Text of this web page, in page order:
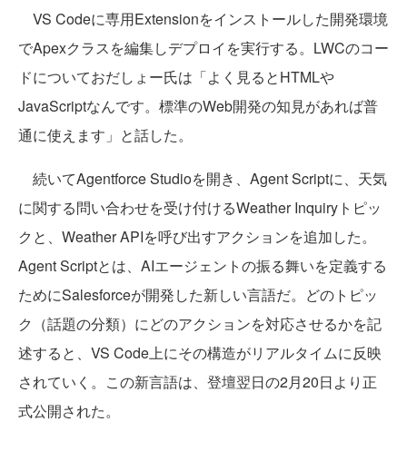
VS Codeに専用Extensionをインストールした開発環境
でApexクラスを編集しデプロイを実行する。LWCのコー
ドについておだしょー氏は「よく見るとHTMLや
JavaScriptなんです。標準のWeb開発の知見があれば普
通に使えます」と話した。
続いてAgentforce Studioを開き、Agent Scriptに、天気
に関する問い合わせを受け付けるWeather Inquiryトピッ
クと、Weather APIを呼び出すアクションを追加した。
Agent Scriptとは、AIエージェントの振る舞いを定義する
ためにSalesforceが開発した新しい言語だ。どのトピッ
ク（話題の分類）にどのアクションを対応させるかを記
述すると、VS Code上にその構造がリアルタイムに反映
されていく。この新言語は、登壇翌日の2月20日より正
式公開された。